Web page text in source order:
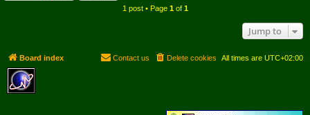
1 post • Page 1of 1
Jump to
Board index All times are UTC+02:00
Delete cookies
Contact us